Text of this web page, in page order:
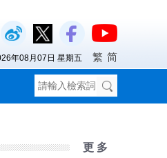
年08月07日 星期五 繁 简
更 多